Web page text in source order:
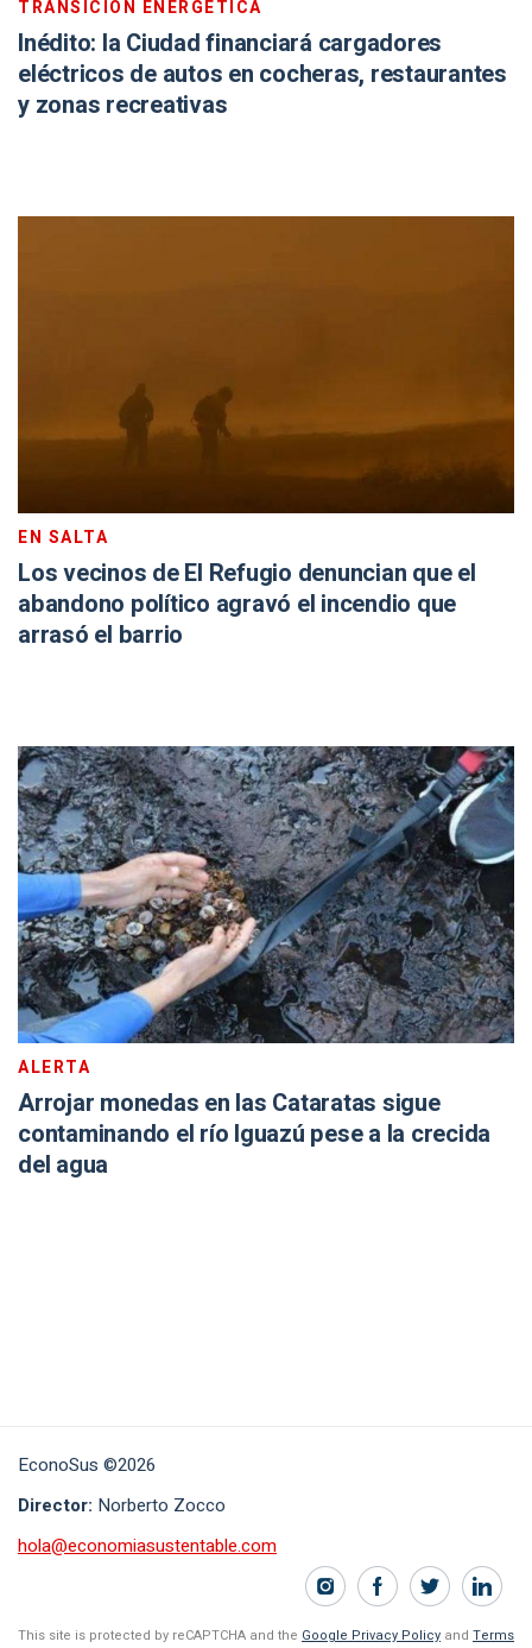
TRANSICIÓN ENERGÉTICA
Inédito: la Ciudad financiará cargadores
eléctricos de autos en cocheras, restaurantes
y zonas recreativas
EN SALTA
Los vecinos de El Refugio denuncian que el
abandono político agravó el incendio que
arrasó el barrio
ALERTA
Arrojar monedas en las Cataratas sigue
contaminando el río Iguazú pese a la crecida
del agua
EconoSus ©2026
Director: Norberto Zocco
hola@economiasustentable.com
This site is protected by reCAPTCHA and the Google Privacy Policy and Terms